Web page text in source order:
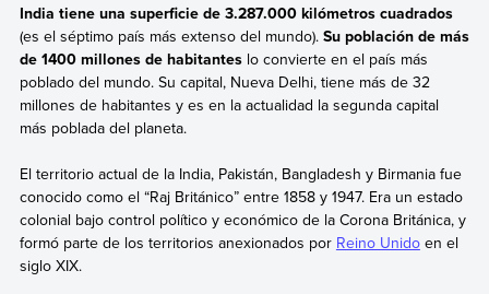
India tiene una superficie de 3.287.000 kilómetros cuadrados
(es el séptimo país más extenso del mundo). Su población de más
de 1400 millones de habitanteslo convierte en el país más
poblado del mundo. Su capital, Nueva Delhi, tiene más de 32
millones de habitantes y es en la actualidad la segunda capital
más poblada del planeta.
El territorio actual de la India, Pakistán, Bangladesh y Birmania fue
conocido como el “Raj Británico” entre 1858 y 1947. Era un estado
colonial bajo control político y económico de la Corona Británica, y
formó parte de los territorios anexionados por Reino Unidoen el
siglo XIX.